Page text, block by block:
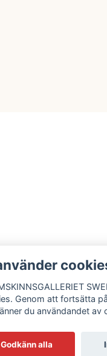
© 2026
Genom att fortsätta
du användandet av
Godkänn alla